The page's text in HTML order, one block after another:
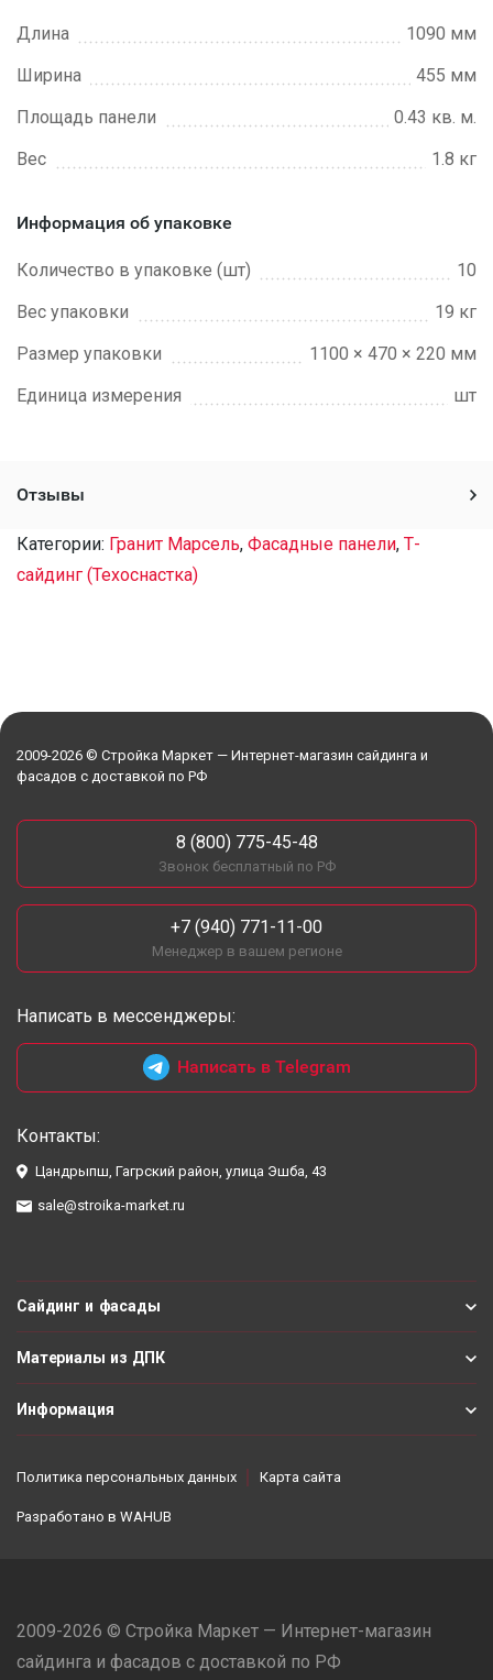
Длина
1090 мм
Ширина
455 мм
Площадь панели
0.43 кв. м.
Вес
1.8 кг
Информация об упаковке
Количество в упаковке (шт)
10
Вес упаковки
19 кг
Размер упаковки
1100 × 470 × 220 мм
Единица измерения
шт
Отзывы
Категории: Гранит Марсель, Фасадные панели, Т-
сайдинг (Техоснастка)
2009-2026 © Стройка Маркет — Интернет-магазин сайдинга и
фасадов с доставкой по РФ
8 (800) 775-45-48
Звонок бесплатный по РФ
+7 (940) 771-11-00
Менеджер в вашем регионе
Написать в мессенджеры:
Написать в Telegram
Контакты:
Цандрыпш, Гагрский район, улица Эшба, 43
sale@stroika-market.ru
Сайдинг и фасады
Материалы из ДПК
Информация
Политика персональных данных Карта сайта
Разработано в WAHUB
2009-2026 © Стройка Маркет — Интернет-магазин
сайдинга и фасадов с доставкой по РФ